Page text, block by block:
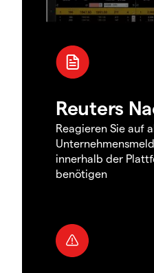
Reuters
Reagieren Sie auf
innerhalb der
benötigen